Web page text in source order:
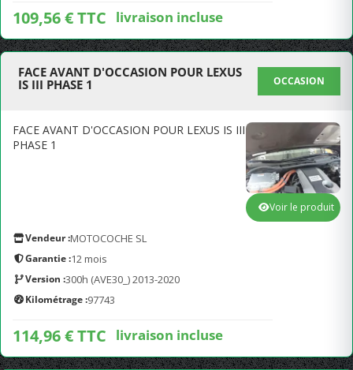
109,56 € TTC livraison incluse
FACE AVANT D'OCCASION POUR LEXUS
IS III PHASE 1
OCCASION
FACE AVANT D'OCCASION POUR LEXUS IS III
PHASE 1
Vendeur :MOTOCOCHE SL
Garantie :12 mois
Version :300h (AVE30_) 2013-2020
Kilométrage :97743
114,96 € TTC livraison incluse
Voir le produit